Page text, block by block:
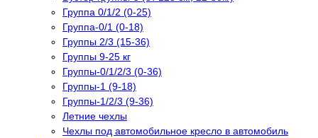
Группа 0/1/2 (0-25)
Группа-0/1 (0-18)
Группы 2/3 (15-36)
Группы 9-25 кг
Группы-0/1/2/3 (0-36)
Группы-1 (9-18)
Группы-1/2/3 (9-36)
Летние чехлы
Чехлы под автомобильное кресло в автомобиль